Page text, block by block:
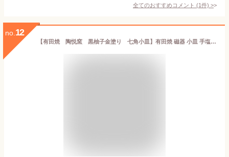
全てのおすすめコメント (1件) >
no. 12
【有田焼 陶悦窯 黒柚子金塗り 七角小皿】有田焼 磁器 小皿 手塩皿 おてしょ皿 変形皿 薬味皿 金 和菓子 珍味 薬味 おつまみ おしゃれ 和食器 ギフト 引き出物 内祝い プレゼント